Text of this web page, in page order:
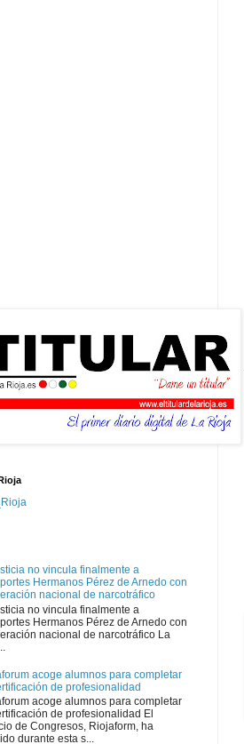
no vincula finalmente a
Hermanos Pérez de Arnedo con
nacional de narcotráfico
no vincula finalmente a
Hermanos Pérez de Arnedo con
nacional de narcotráfico La
acoge alumnos para completar
de profesionalidad
acoge alumnos para completar
de profesionalidad El
de Congresos, Riojaform, ha
durante esta s...